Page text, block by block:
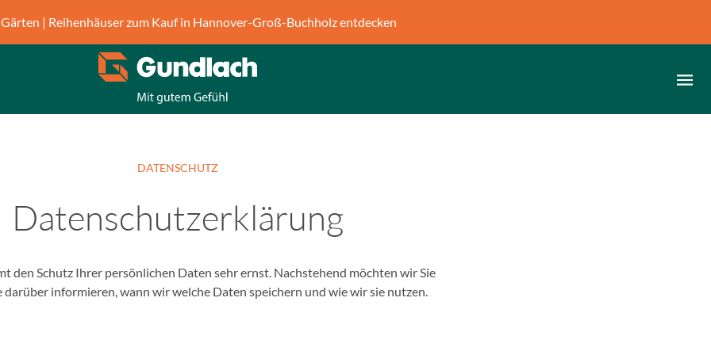
| Reihenhäuser zum Kauf in Hannover-Groß-Buchholz entdecken
DATENSCHUTZ
Datenschutzerklärung
den Schutz Ihrer persönlichen Daten sehr ernst. Nachstehend möchten wir Sie
darüber informieren, wann wir welche Daten speichern und wie wir sie nutzen.